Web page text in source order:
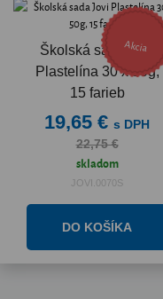
Školská sada Jovi
Plastelína 30 x 50g,
15 farieb
Akcia
19,65 € s DPH
22,75 €
skladom
JOVI.0070S